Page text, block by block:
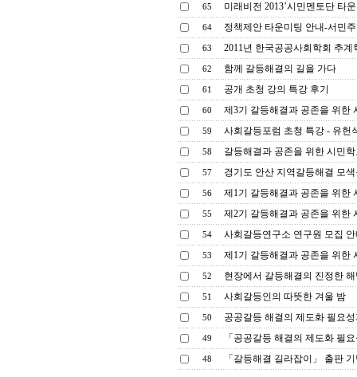
65 미래비전 2013’시민멘토단 타
64 정책제안 타운미팅 안내-서민
63 2011년 한국공공사회학회 추
62 함께 갈등해결의 길을 가다
61 공개 초청 강의 특강 후기
60 제3기 갈등해결과 공존을 위한
59 사회갈등포럼 초청 특강 - 유헌
58 갈등해결과 공존을 위한 시민
57 경기도 안산 지역갈등해결 모
56 제1기 갈등해결과 공존을 위한
55 제2기 갈등해결과 공존을 위한
54 사회갈등연구소 연구원 모집
53 제1기 갈등해결과 공존을 위한
52 현장에서 갈등해결의 진정한
51 사회갈등인의 따뜻한 겨울 밤
50 공공갈등 해결의 제도화 필요
49 「공공갈등 해결의 제도화 필
48 「갈등해결 길라잡이」 출판